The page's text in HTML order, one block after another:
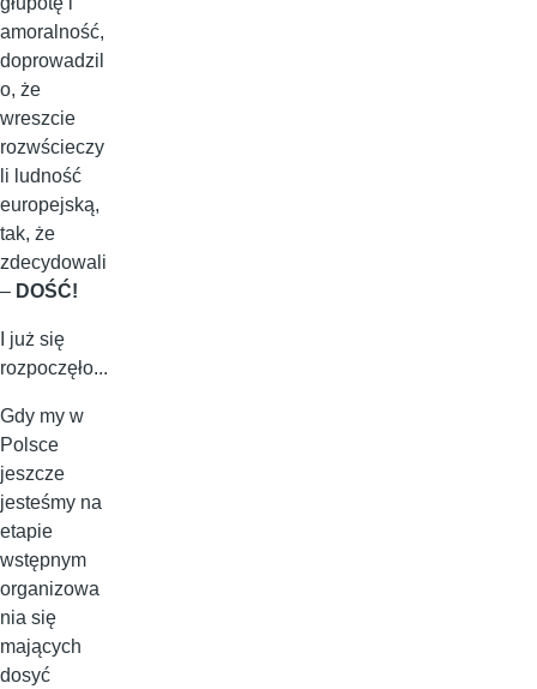
amoralność,
doprowadzil
o, że
wreszcie
rozwścieczy
li ludność
europejską,
tak, że
zdecydowali
– DOŚĆ!
I już się
rozpoczęło...
Gdy my w
Polsce
jeszcze
jesteśmy na
etapie
wstępnym
organizowa
nia się
mających
dosyć